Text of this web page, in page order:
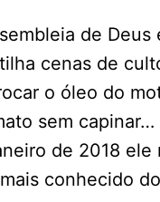
de Deus
cenas de
o óleo do
sem
de 2018
conhecido